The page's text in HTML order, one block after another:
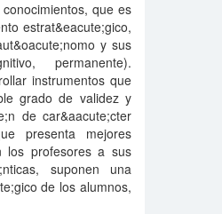
que es
estrat&eacute;gico,
y sus
permanente).
instrumentos que
grado de validez y
de car&aacute;cter
presenta mejores
los profesores a sus
suponen una
de los alumnos,